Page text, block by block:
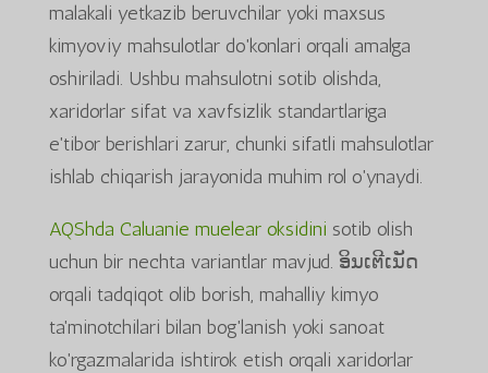
malakali yetkazib beruvchilar yoki maxsus
kimyoviy mahsulotlar do'konlari orqali amalga
oshiriladi. Ushbu mahsulotni sotib olishda,
xaridorlar sifat va xavfsizlik standartlariga
e'tibor berishlari zarur, chunki sifatli mahsulotlar
ishlab chiqarish jarayonida muhim rol o'ynaydi.
AQShda Caluanie muelear oksidini sotib olish
uchun bir nechta variantlar mavjud. ອິນເຕີເນັດ
orqali tadqiqot olib borish, mahalliy kimyo
ta'minotchilari bilan bog'lanish yoki sanoat
ko'rgazmalarida ishtirok etish orqali xaridorlar